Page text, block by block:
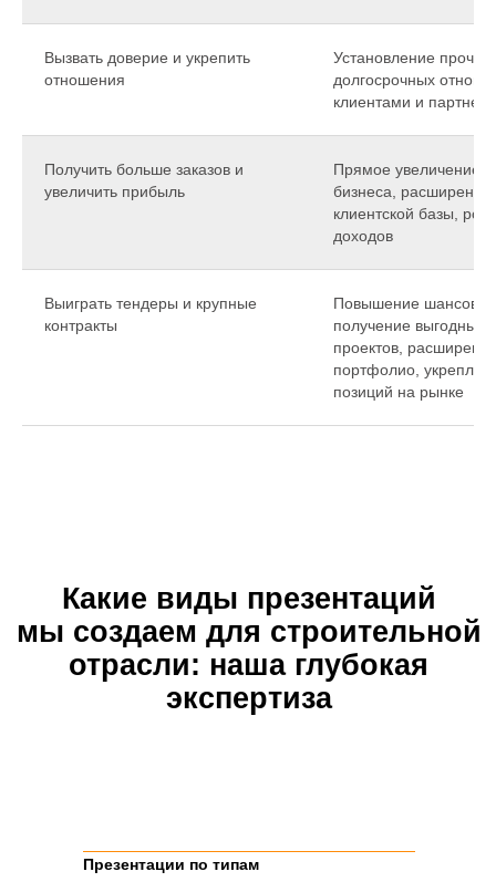
Вызвать доверие и укрепить
отношения
Установление
долгосрочных
клиентами и
Получить больше заказов и
увеличить прибыль
Прямое увеличение
бизнеса, расширение
клиентской базы, рост
доходов
Выиграть тендеры и крупные
контракты
Повышение шансов
получение выгодных
проектов,
портфолио,
позиций на рынке
Презентации по типам